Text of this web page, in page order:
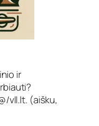
ir
vll.lt. (aišku,